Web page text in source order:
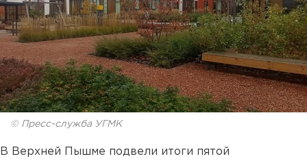
© Пресс-служба УГМК
В Верхней Пышме подвели итоги пятой